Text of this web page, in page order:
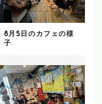
8月5日のカフェの様
子